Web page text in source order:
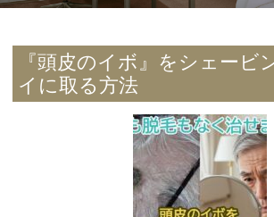
『頭皮のイボ』をシェービ
イに取る方法